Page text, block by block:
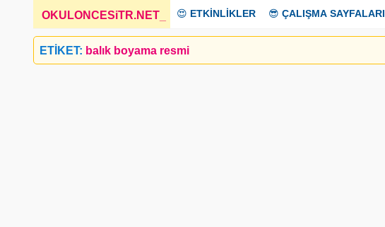
OKULONCESiTR.NET 😍 ETKİNLİKLER 😎 ÇALIŞMA SAYFALARI
ETİKET: balık boyama resmi